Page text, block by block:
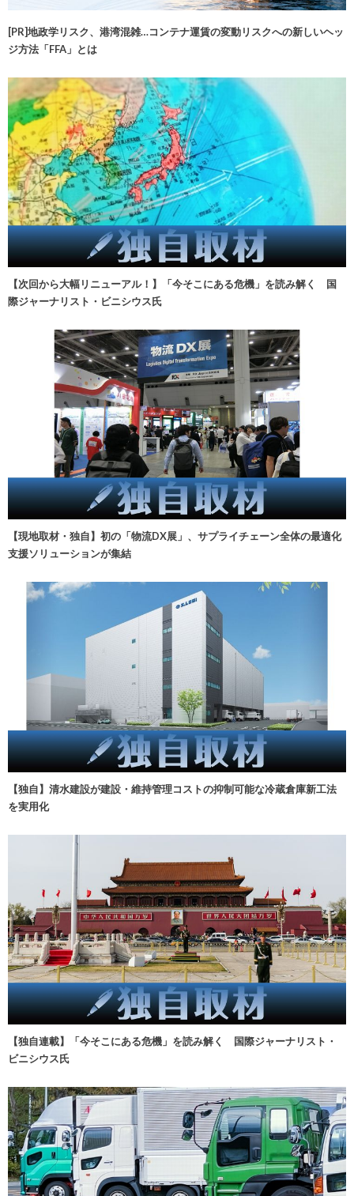
[PR]地政学リスク、港湾混雑…コンテナ運賃の変動リスクへの新しいヘッ
ジ方法「FFA」とは
【次回から大幅リニューアル！】「今そこにある危機」を読み解く 国
際ジャーナリスト・ビニシウス氏
【現地取材・独自】初の「物流DX展」、サプライチェーン全体の最適化
支援ソリューションが集結
【独自】清水建設が建設・維持管理コストの抑制可能な冷蔵倉庫新工法
を実用化
【独自連載】「今そこにある危機」を読み解く 国際ジャーナリスト・
ビニシウス氏